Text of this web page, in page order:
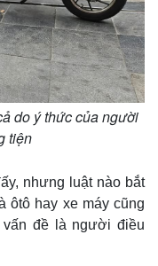
dùng
khoán
do ý thức của người
tiện
nhưng luật nào bắt
ôtô hay xe máy cũng
đề là người điều